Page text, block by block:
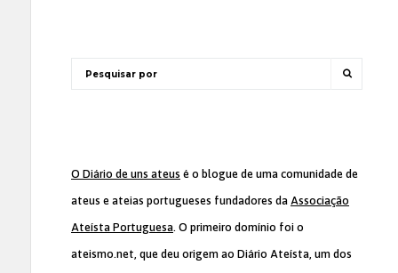
O Diário de uns ateus é o blogue de uma comunidade de
ateus e ateias portugueses fundadores da Associação
Ateísta Portuguesa. O primeiro domínio foi o
ateismo.net, que deu origem ao Diário Ateísta, um dos